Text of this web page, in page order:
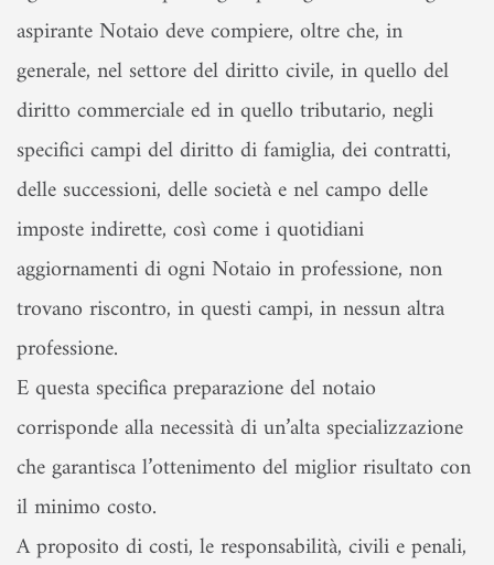
aspirante Notaio deve compiere, oltre che, in
generale, nel settore del diritto civile, in quello del
diritto commerciale ed in quello tributario, negli
specifici campi del diritto di famiglia, dei contratti,
delle successioni, delle società e nel campo delle
imposte indirette, così come i quotidiani
aggiornamenti di ogni Notaio in professione, non
trovano riscontro, in questi campi, in nessun altra
professione.
E questa specifica preparazione del notaio
corrisponde alla necessità di un’alta specializzazione
che garantisca l’ottenimento del miglior risultato con
il minimo costo.
A proposito di costi, le responsabilità, civili e penali,